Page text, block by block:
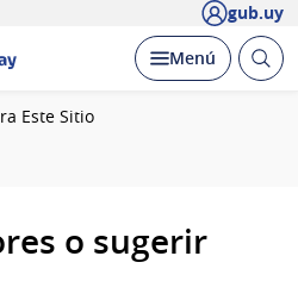
gub.uy
Desplegar
Menú Abrir
Este Sitio
o sugerir